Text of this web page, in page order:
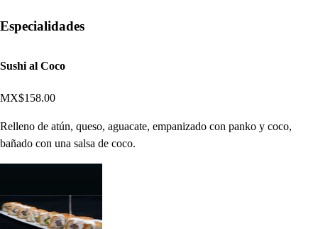
Especialidades
Sushi al Coco
MX$158.00
Relleno de atún, queso, aguacate, empanizado con panko y coco,
bañado con una salsa de coco.